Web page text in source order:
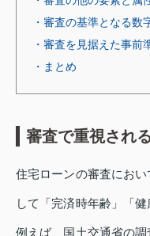
・審査の基準となる数
・審査を見据えた事前
・まとめ
審査で重視され
住宅ローンの審査にお
して「完済時年齢」「
例えば、国土交通省の